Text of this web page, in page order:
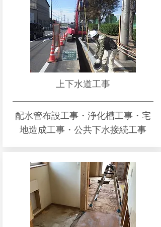
上下水道工事
配水管布設工事・浄化槽工事・宅
地造成工事・公共下水接続工事